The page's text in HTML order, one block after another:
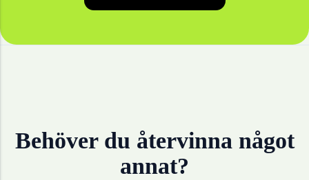
Behöver du återvinna något
annat?